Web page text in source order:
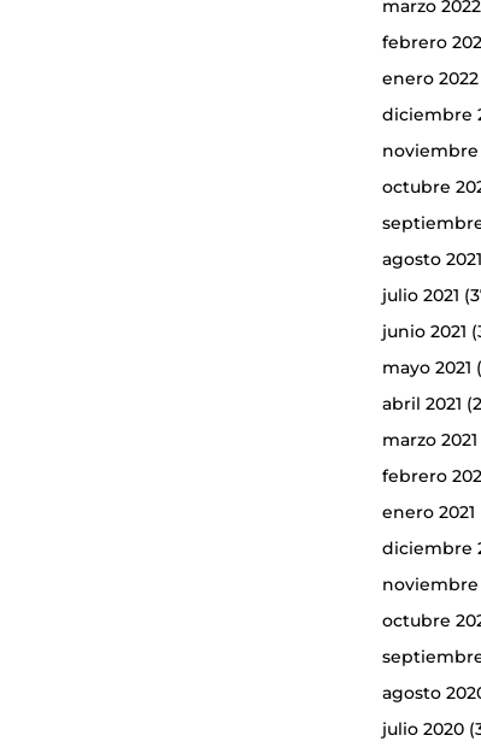
marzo 2022
febrero
enero 2022
diciembre
noviembre
octubre
septiembre
agosto 2021
julio 2021
junio 2021
mayo 2021
abril 2021
marzo 2021
febrero
enero 2021
diciembre
noviembre
octubre
agosto
julio 2020